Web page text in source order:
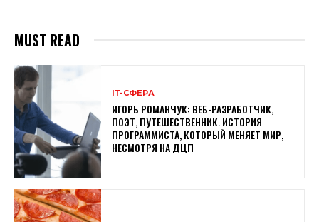
MUST READ
ІТ-СФЕРА
ИГОРЬ РОМАНЧУК: ВЕБ-РАЗРАБОТЧИК,
ПОЭТ, ПУТЕШЕСТВЕННИК. ИСТОРИЯ
ПРОГРАММИСТА, КОТОРЫЙ МЕНЯЕТ МИР,
НЕСМОТРЯ НА ДЦП